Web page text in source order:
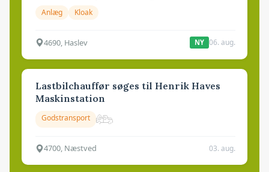
Anlæg Kloak
4690, Haslev NY 06. aug.
Lastbilchauffør søges til Henrik Haves
Maskinstation
Godstransport
4700, Næstved 03. aug.